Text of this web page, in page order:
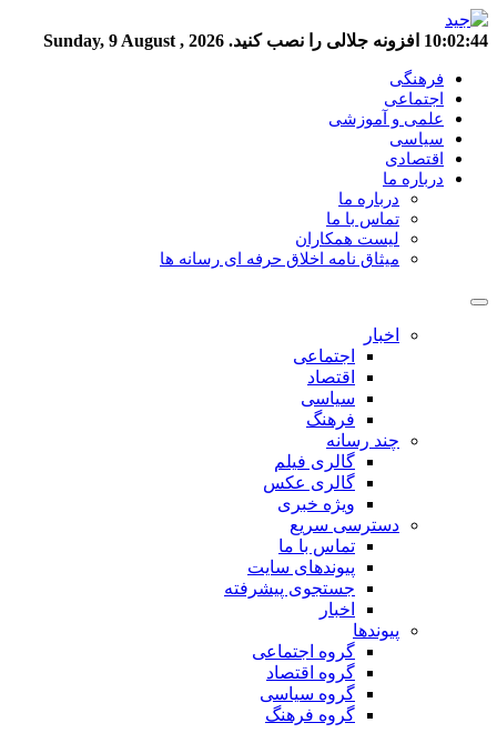
10:02:44 افزونه جلالی را نصب کنید. Sunday, 9 August , 2026
فرهنگی
اجتماعی
علمی و آموزشی
سیاسی
اقتصادی
درباره ما
درباره ما
تماس با ما
لیست همکاران
میثاق نامه اخلاق حرفه ای رسانه ها
اخبار
اجتماعی
اقتصاد
سیاسی
فرهنگ
چند رسانه
گالری فیلم
گالری عکس
ویژه خبری
دسترسی سریع
تماس با ما
پیوندهای سایت
جستجوی پیشرفته
اخبار
پیوندها
گروه اجتماعی
گروه اقتصاد
گروه سیاسی
گروه فرهنگ